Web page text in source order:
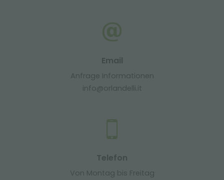
Email
Anfrage Informationen
info@orlandelli.it
Telefon
Von Montag bis Freitag